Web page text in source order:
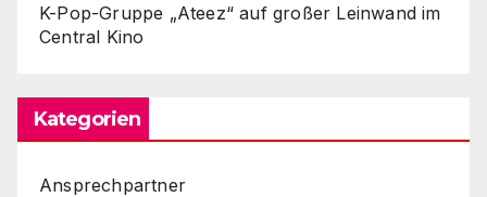
K-Pop-Gruppe „Ateez“ auf großer Leinwand im
Central Kino
Kategorien
Ansprechpartner